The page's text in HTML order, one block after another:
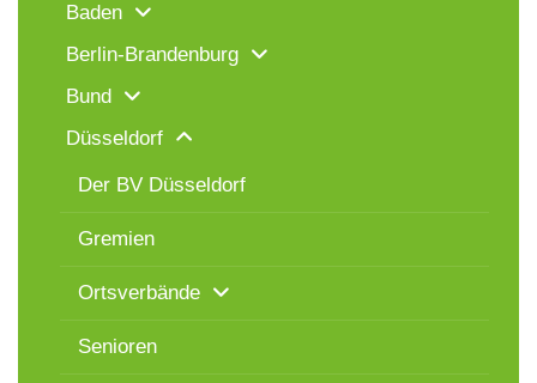
Baden
Berlin-Brandenburg
Bund
Düsseldorf
Der BV Düsseldorf
Gremien
Ortsverbände
Senioren